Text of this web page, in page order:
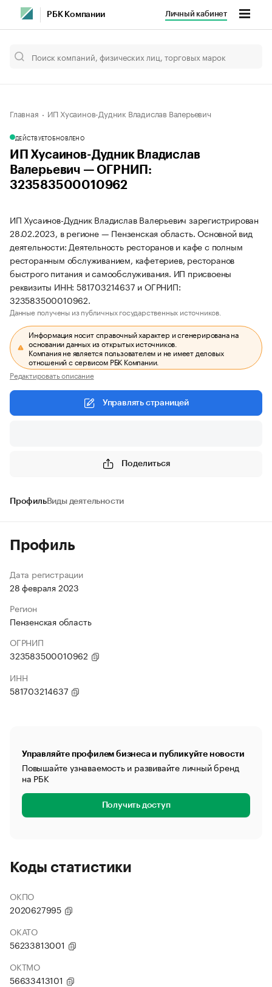
РБК Компании Личный кабинет
Главная ИП Хусаинов-Дудник Владислав Валерьевич
ДЕЙСТВУЕТОБНОВЛЕНО
ИП Хусаинов-Дудник Владислав
Валерьевич — ОГРНИП:
323583500010962
ИП Хусаинов-Дудник Владислав Валерьевич зарегистрирован
28.02.2023, в регионе — Пензенская область. Основной вид
деятельности: Деятельность ресторанов и кафе с полным
ресторанным обслуживанием, кафетериев, ресторанов
быстрого питания и самообслуживания. ИП присвоены
реквизиты ИНН: 581703214637 и ОГРНИП:
323583500010962.
Данные получены из публичных государственных источников.
Информация носит справочный характер и сгенерирована на
основании данных из открытых источников.
Компания не является пользователем и не имеет деловых
отношений с сервисом РБК Компании.
Редактировать описание
Управлять страницей
Поделиться
ПрофильВиды деятельности
Профиль
Дата регистрации
28 февраля 2023
Регион
Пензенская область
ОГРНИП
323583500010962
ИНН
581703214637
Управляйте профилем бизнеса и публикуйте новости
Повышайте узнаваемость и развивайте личный бренд
на РБК
Получить доступ
Коды статистики
ОКПО
2020627995
ОКАТО
56233813001
ОКТМО
56633413101